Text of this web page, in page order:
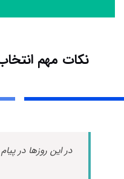
نکات مهم
در این روزها در